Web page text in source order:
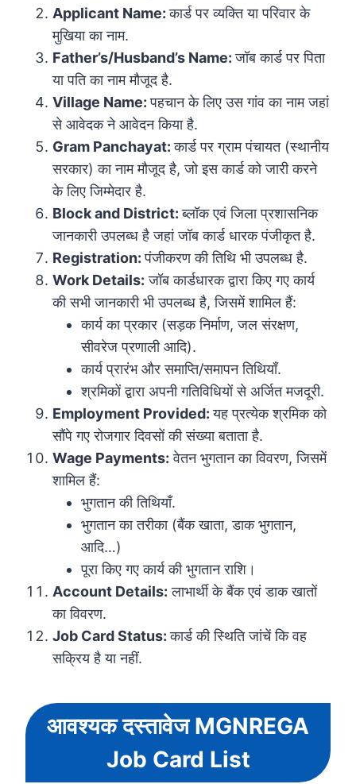
Applicant Name:कार्ड पर व्यक्ति या परिवार के
मुखिया का नाम.
Father’s/Husband’s Name:जॉब कार्ड पर पिता
या पति का नाम मौजूद है.
Village Name:पहचान के लिए उस गांव का नाम जहां
से आवेदक ने आवेदन किया है.
Gram Panchayat:कार्ड पर ग्राम पंचायत (स्थानीय
सरकार) का नाम मौजूद है, जो इस कार्ड को जारी करने
के लिए जिम्मेदार है.
Block and District:ब्लॉक एवं जिला प्रशासनिक
जानकारी उपलब्ध है जहां जॉब कार्ड धारक पंजीकृत है.
Registration:पंजीकरण की तिथि भी उपलब्ध है.
Work Details: जॉब कार्डधारक द्वारा किए गए कार्य
की सभी जानकारी भी उपलब्ध है, जिसमें शामिल हैं:
कार्य का प्रकार (सड़क निर्माण, जल संरक्षण,
सीवरेज प्रणाली आदि).
कार्य प्रारंभ और समाप्ति/समापन तिथियाँ.
श्रमिकों द्वारा अपनी गतिविधियों से अर्जित मजदूरी.
Employment Provided:यह प्रत्येक श्रमिक को
सौंपे गए रोजगार दिवसों की संख्या बताता है.
Wage Payments: वेतन भुगतान का विवरण, जिसमें
शामिल हैं:
भुगतान की तिथियाँ.
भुगतान का तरीका (बैंक खाता, डाक भुगतान,
आदि…)
पूरा किए गए कार्य की भुगतान राशि।
Account Details: लाभार्थी के बैंक एवं डाक खातों
का विवरण.
Job Card Status:कार्ड की स्थिति जांचें कि वह
सक्रिय है या नहीं.
आवश्यक दस्तावेज MGNREGA
Job Card List